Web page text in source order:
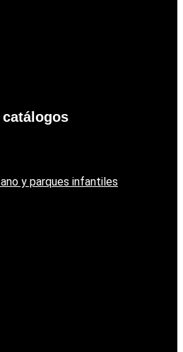
y parques infantiles